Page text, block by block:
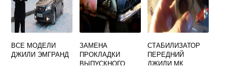
ВСЕ МОДЕЛИ
ДЖИЛИ ЭМГРАНД
ЗАМЕНА
ПРОКЛАДКИ
ВЫПУСКНОГО
СТАБИЛИЗАТОР
ПЕРЕДНИЙ
ДЖИЛИ МК